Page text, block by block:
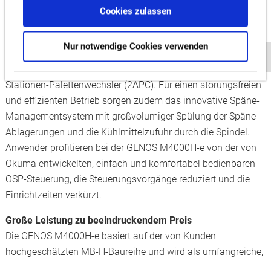
Cookies zulassen
Nur notwendige Cookies verwenden
Kettenmagazin insgesamt 64 Werkzeuge, was für besonders
effiziente Prozesse und verringert Standzeiten sorgt. Dies
schnellen Wechsel der Werkzeuge (Tool-to-Tool: 1,0
Stationen-Palettenwechsler (2APC). Für einen störungsfreien
und effizienten Betrieb sorgen zudem das innovative Späne-
Managementsystem mit großvolumiger Spülung der Späne-
Ablagerungen und die Kühlmittelzufuhr durch die Spindel.
Anwender profitieren bei der GENOS M4000H-e von der von
Okuma entwickelten, einfach und komfortabel bedienbaren
OSP-Steuerung, die Steuerungsvorgänge reduziert und die
Einrichtzeiten verkürzt.
Große Leistung zu beeindruckendem Preis
Die GENOS M4000H-e basiert auf der von Kunden
hochgeschätzten MB-H-Baureihe und wird als umfangreiche,